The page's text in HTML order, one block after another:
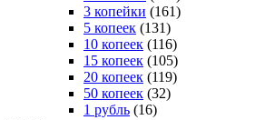
3 копейки (161)
5 копеек (131)
10 копеек (116)
15 копеек (105)
20 копеек (119)
50 копеек (32)
1 рубль (16)